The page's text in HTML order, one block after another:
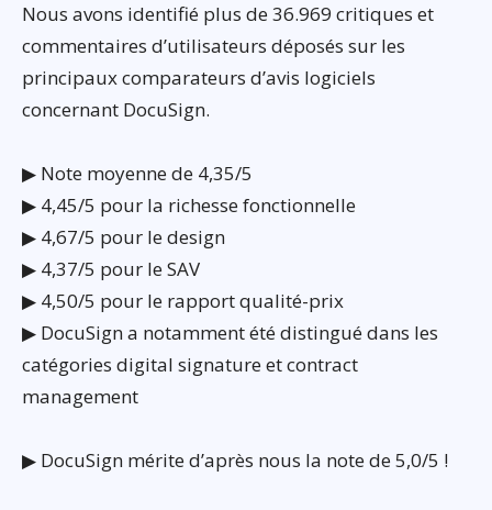
Nous avons identifié plus de 36.969 critiques et
commentaires d’utilisateurs déposés sur les
principaux comparateurs d’avis logiciels
concernant DocuSign.
▶ Note moyenne de 4,35/5
▶ 4,45/5 pour la richesse fonctionnelle
▶ 4,67/5 pour le design
▶ 4,37/5 pour le SAV
▶ 4,50/5 pour le rapport qualité-prix
▶ DocuSign a notamment été distingué dans les
catégories digital signature et contract
management
▶ DocuSign mérite d’après nous la note de 5,0/5 !